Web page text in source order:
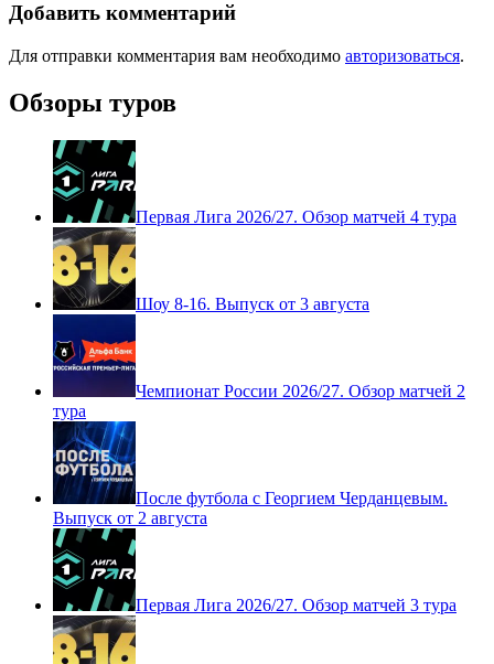
Добавить комментарий
Для отправки комментария вам необходимо авторизоваться.
Обзоры туров
Первая Лига 2026/27. Обзор матчей 4 тура
Шоу 8-16. Выпуск от 3 августа
Чемпионат России 2026/27. Обзор матчей 2
тура
После футбола с Георгием Черданцевым.
Выпуск от 2 августа
Первая Лига 2026/27. Обзор матчей 3 тура